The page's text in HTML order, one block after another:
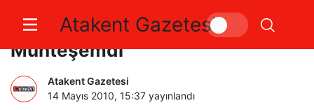
Atakent Gazetesi
Yalova Ülkü Ocakları Gecesi
Muhteşemdi
Atakent Gazetesi
14 Mayıs 2010, 15:37 yayınlandı